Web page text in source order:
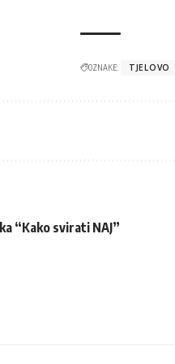
OZNAKE: TJELOVO
“Kako svirati NAJ”